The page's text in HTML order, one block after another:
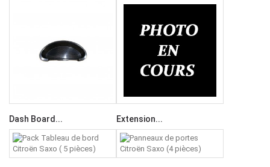
Dash Board... Extension...